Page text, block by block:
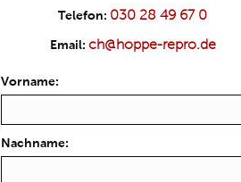
Telefon: 030 28 49 67 0
Email: ch@hoppe-repro.de
Vorname:
Nachname: